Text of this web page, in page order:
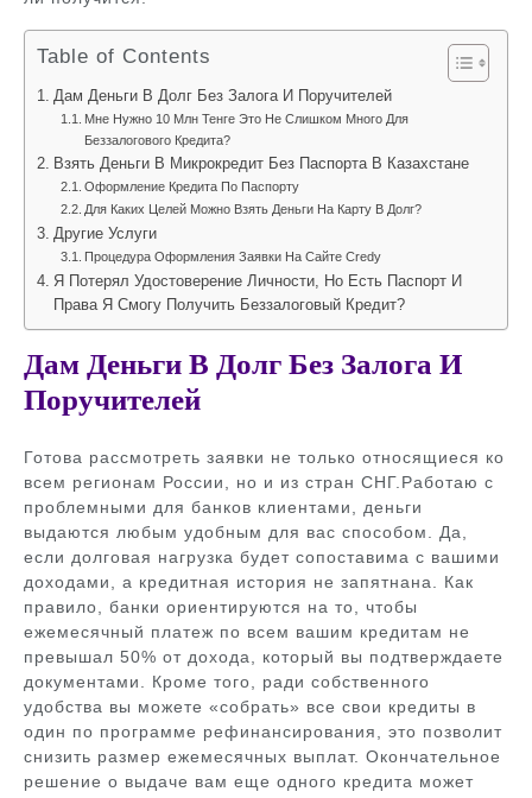
Table of Contents
Дам Деньги В Долг Без Залога И Поручителей
Мне Нужно 10 Млн Тенге Это Не Слишком Много Для
Беззалогового Кредита?
Взять Деньги В Микрокредит Без Паспорта В Казахстане
Оформление Кредита По Паспорту
Для Каких Целей Можно Взять Деньги На Карту В Долг?
Другие Услуги
Процедура Оформления Заявки На Сайте Credy
Я Потерял Удостоверение Личности, Но Есть Паспорт И
Права Я Смогу Получить Беззалоговый Кредит?
Дам Деньги В Долг Без Залога И
Поручителей
Готова рассмотреть заявки не только относящиеся ко
всем регионам России, но и из стран СНГ.Работаю с
проблемными для банков клиентами, деньги
выдаются любым удобным для вас способом. Да,
если долговая нагрузка будет сопоставима с вашими
доходами, а кредитная история не запятнана. Как
правило, банки ориентируются на то, чтобы
ежемесячный платеж по всем вашим кредитам не
превышал 50% от дохода, который вы подтверждаете
документами. Кроме того, ради собственного
удобства вы можете «собрать» все свои кредиты в
один по программе рефинансирования, это позволит
снизить размер ежемесячных выплат. Окончательное
решение о выдаче вам еще одного кредита может